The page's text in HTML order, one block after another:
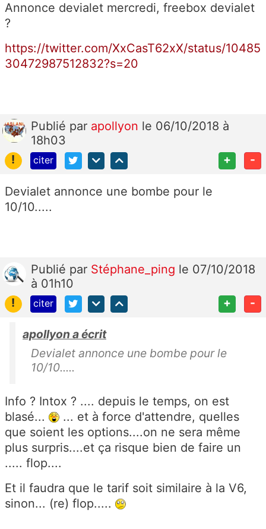
Annonce devialet mercredi, freebox devialet
?
https://twitter.com/XxCasT62xX/status/10485
30472987512832?s=20
Publié par apollyon le 06/10/2018 à
18h03
!
citer + -
Devialet annonce une bombe pour le
10/10.....
Publié par Stéphane_ping le 07/10/2018
à 01h10
!
citer + -
apollyon a écrit
Devialet annonce une bombe pour le
10/10.....
Info ? Intox ? .... depuis le temps, on est
blasé...
... et à force d'attendre, quelles
que soient les options....on ne sera même
plus surpris....et ça risque bien de faire un
..... flop....
Et il faudra que le tarif soit similaire à la V6,
sinon... (re) flop.....